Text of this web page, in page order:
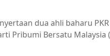
dua ahli baharu
Pribumi Bersatu Malaysia